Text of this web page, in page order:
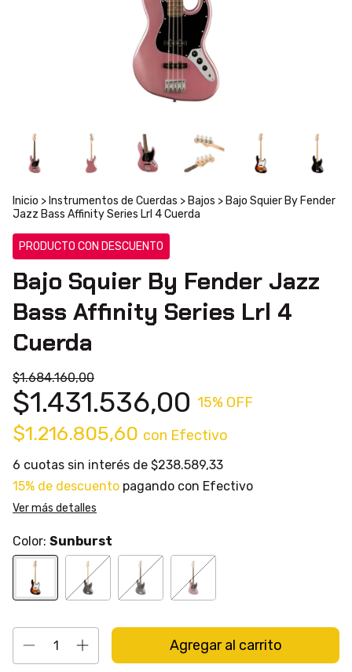
Inicio > Instrumentos de Cuerdas > Bajos > Bajo Squier By Fender
Jazz Bass Affinity Series Lrl 4 Cuerda
PRODUCTO CON DESCUENTO
Bajo Squier By Fender Jazz
Bass Affinity Series Lrl 4
Cuerda
$1.684.160,00
$1.431.536,00 15% OFF
$1.216.805,60 con Efectivo
6 cuotas sin interés de $238.589,33
15% de descuento pagando con Efectivo
Ver más detalles
Color: Sunburst